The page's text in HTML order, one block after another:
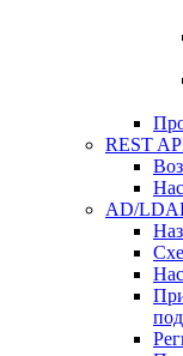
REST
AD/